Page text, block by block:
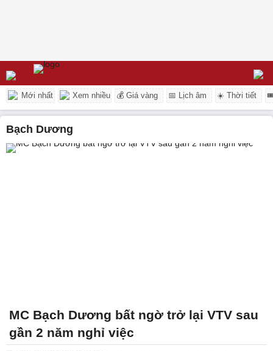
Mới nhất Xem nhiều 💰 Giá vàng 📅 Lịch âm ☀️ Thời tiết
Bạch Dương
MC Bạch Dương bất ngờ trở lại VTV sau
gần 2 năm nghỉ việc